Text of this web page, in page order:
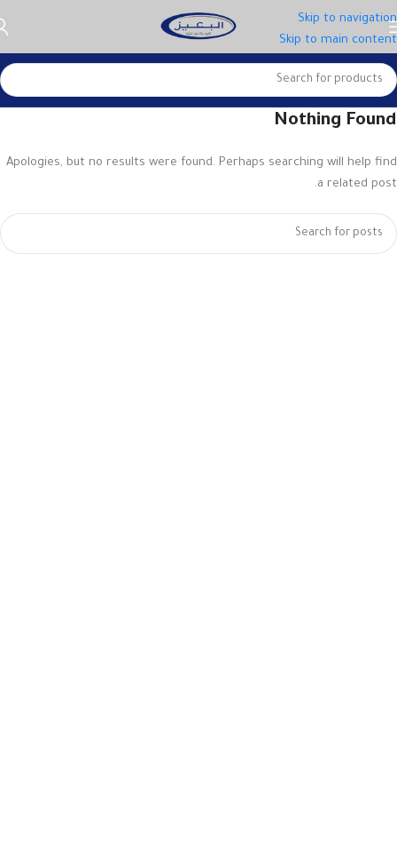
Skip to navigation
Skip to main content
Nothing Found
Apologies, but no results were found. Perhaps searching will help find
a related post.